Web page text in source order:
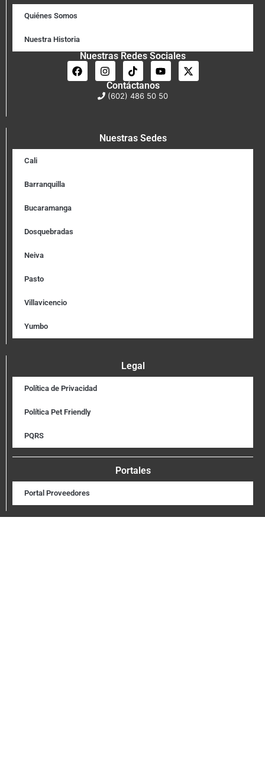
Quiénes Somos
Nuestra Historia
Nuestras Redes Sociales
Contáctanos
(602) 486 50 50
Nuestras Sedes
Cali
Barranquilla
Bucaramanga
Dosquebradas
Neiva
Pasto
Villavicencio
Yumbo
Legal
Política de Privacidad
Política Pet Friendly
PQRS
Portales
Portal Proveedores